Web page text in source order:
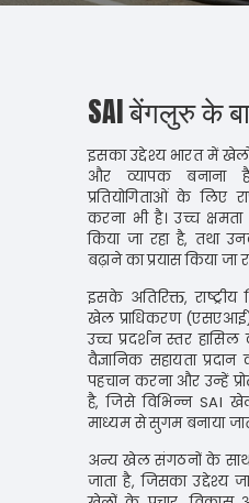
SAI बेंगलुरु के
इसका उद्देश्य भारत में
और व्यापक बनाना है,
प्रतियोगिताओं के लिए
करना भी है। उच्च क्षमता
किया जा रहा है, तथा
बढ़ाने का प्रयास किया जा
इसके अतिरिक्त, राष्ट्रीय
खेल प्राधिकरण
उच्च प्रदर्शन स्तर
वैज्ञानिक सहायता
पहचान करना और उन्हें
है, जिसे विभिन्न SAI
माध्यम से सुगम बनाया
अन्य खेल संगठनों के साथ
जाता है, जिसका उद्देश्य